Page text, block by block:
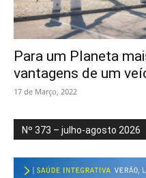
Para um Planeta
vantagens de um
17 de Março, 2022
Nº 373 – julho-agosto 2026